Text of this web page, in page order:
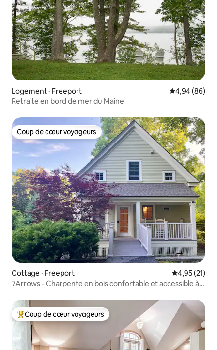
Logement · Freeport Note
4,94 (86)
Retraite en bord de mer du Maine
Coup de cœur voyageurs
Coup de cœur voyageurs
Cottage · Freeport Note
4,95 (21)
7Arrows - Charpente en bois confortable et accessible à
Coup de cœur voyageurs parmi les plus aimés
Coup de cœur voyageurs